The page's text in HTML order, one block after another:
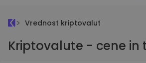
Vrednost kriptovalut
Kriptovalute - cene in